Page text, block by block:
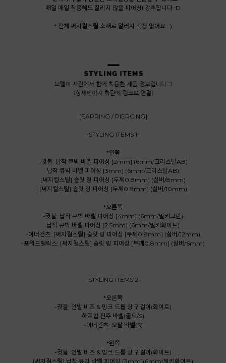
매일 매일 착용해도 질리지 않을 피어싱! 강추합니다 :D
* 전체 써지컬스틸 소재로 알러지 걱정 없어요 : )
[EARRING / PIERCING]
-STYLING ITEMS 1-
*왼쪽
-귓불: 납작 큐빅 바벨 피어싱 [2mm] (6mm/크리스탈AB)
납작 큐빅 바벨 피어싱 [3mm] (6mm/크리스탈AB)
[써지컬스틸] 슬릿 링 피어싱 [두께0.8mm] (실버/8mm)
[써지컬스틸] 슬릿 링 피어싱 [두께0.8mm] (실버/10mm)
*오른쪽
-귓불: 납작 큐빅 바벨 피어싱 [4mm] (6mm/밀키그린)
납작 큐빅 바벨 피어싱 [2.5mm] (6mm/밀키화이트)
-이너컨츠: [써지컬스틸] 슬릿 링 피어싱 [두께0.8mm] (실버/12mm)
-포워드헬릭스: [써지컬스틸] 슬릿 링 피어싱 [두께0.8mm] (실버/6mm)
-STYLING ITEMS 2-
*오른쪽
-귓불: 언발 비즈 & 밍크 드롭 링 귀걸이(화이트)
하프컵 진주 바벨(골드/S)
-이너컨츠: 오팔 바벨(S)
*왼쪽
-귓불: 언발 비즈 & 밍크 드롭 링 귀걸이(화이트)
[써지컬스틸] 납작 큐빅 바벨 피어싱 [3mm](6mm/밀키화이트)